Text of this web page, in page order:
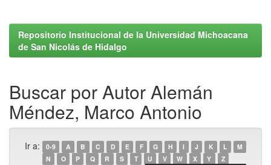
Repositorio Institucional de la Universidad Michoacana
de San Nicolás de Hidalgo
Buscar por Autor Alemán
Méndez, Marco Antonio
Ir a: 0-9 A B C D E F G H I J K L
M
N
O P Q R S T U V W X Y Z